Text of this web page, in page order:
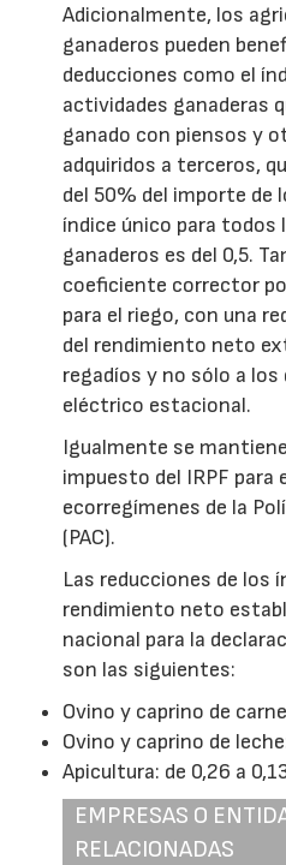
Adicionalmente, los
ganaderos pueden
deducciones como el
actividades ganaderas
ganado con piensos y
adquiridos a terceros,
del 50% del importe de
índice único para todos
ganaderos es del 0,5.
coeficiente corrector
para el riego, con una
del rendimiento neto
regadíos y no sólo a los
eléctrico estacional.
Igualmente se
impuesto del IRPF para
ecorregímenes de la
(PAC).
Las reducciones de los
rendimiento neto
nacional para la
son las siguientes:
Ovino y caprino de
Ovino y caprino de
Apicultura: de 0,26 a
EMPRESAS O
RELACIONADAS